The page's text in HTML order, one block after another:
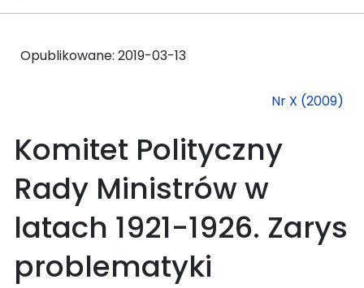
Opublikowane: 2019-03-13
Nr X (2009)
Komitet Polityczny
Rady Ministrów w
latach 1921-1926. Zarys
problematyki